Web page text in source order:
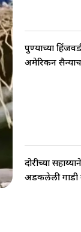
पुण्याच्या
अमेरिकन
दोरीच्या
अडकलेली गाडी